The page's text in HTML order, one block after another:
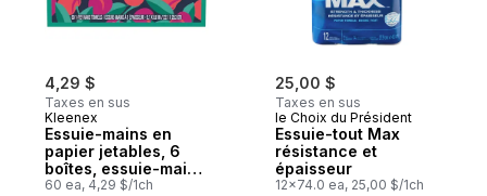
4,29 $
Taxes en sus
Kleenex
Essuie-mains en
papier jetables, 6
boîtes, essuie-mains
en papier pour la
60 ea, 4,29 $/1ch
25,00 $
Taxes en sus
le Choix du Président
Essuie-tout Max
résistance et
épaisseur
12x74.0 ea, 25,00 $/1ch